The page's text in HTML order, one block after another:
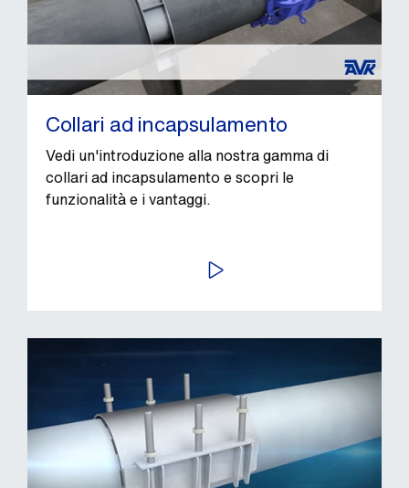
Collari ad incapsulamento
Vedi un'introduzione alla nostra gamma di
collari ad incapsulamento e scopri le
funzionalità e i vantaggi.
AVVIA